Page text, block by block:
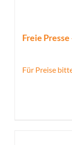
Freie
Für Preise